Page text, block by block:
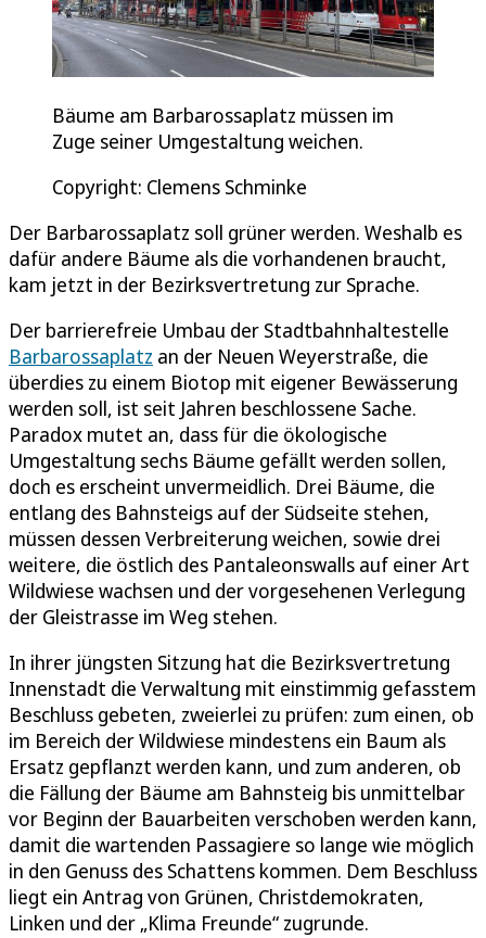
Bäume am Barbarossaplatz müssen im
Zuge seiner Umgestaltung weichen.
Copyright: Clemens Schminke
Der Barbarossaplatz soll grüner werden. Weshalb es
dafür andere Bäume als die vorhandenen braucht,
kam jetzt in der Bezirksvertretung zur Sprache.
Der barrierefreie Umbau der Stadtbahnhaltestelle
Barbarossaplatz an der Neuen Weyerstraße, die
überdies zu einem Biotop mit eigener Bewässerung
werden soll, ist seit Jahren beschlossene Sache.
Paradox mutet an, dass für die ökologische
Umgestaltung sechs Bäume gefällt werden sollen,
doch es erscheint unvermeidlich. Drei Bäume, die
entlang des Bahnsteigs auf der Südseite stehen,
müssen dessen Verbreiterung weichen, sowie drei
weitere, die östlich des Pantaleonswalls auf einer Art
Wildwiese wachsen und der vorgesehenen Verlegung
der Gleistrasse im Weg stehen.
In ihrer jüngsten Sitzung hat die Bezirksvertretung
Innenstadt die Verwaltung mit einstimmig gefasstem
Beschluss gebeten, zweierlei zu prüfen: zum einen, ob
im Bereich der Wildwiese mindestens ein Baum als
Ersatz gepflanzt werden kann, und zum anderen, ob
die Fällung der Bäume am Bahnsteig bis unmittelbar
vor Beginn der Bauarbeiten verschoben werden kann,
damit die wartenden Passagiere so lange wie möglich
in den Genuss des Schattens kommen. Dem Beschluss
liegt ein Antrag von Grünen, Christdemokraten,
Linken und der „Klima Freunde“ zugrunde.